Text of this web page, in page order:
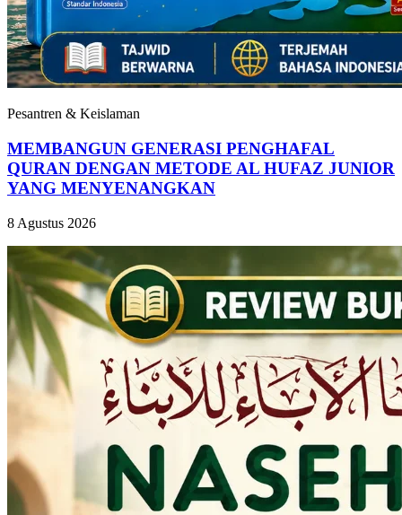
Pesantren & Keislaman
MEMBANGUN GENERASI PENGHAFAL
QURAN DENGAN METODE AL HUFAZ JUNIOR
YANG MENYENANGKAN
8 Agustus 2026